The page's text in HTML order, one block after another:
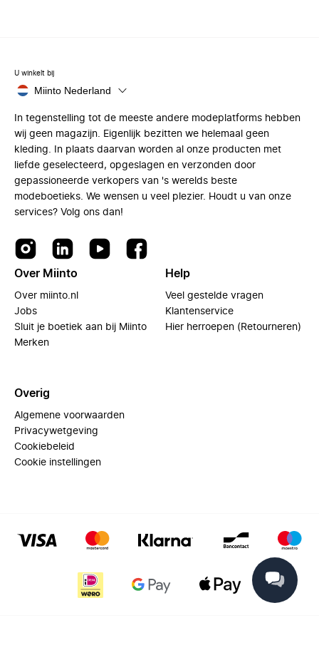
U winkelt bij
Miinto Nederland
In tegenstelling tot de meeste andere modeplatforms hebben
wij geen magazijn. Eigenlijk bezitten we helemaal geen
kleding. In plaats daarvan worden al onze producten met
liefde geselecteerd, opgeslagen en verzonden door
gepassioneerde verkopers van 's werelds beste
modeboetieks. We wensen u veel plezier. Houdt u van onze
services? Volg ons dan!
Over Miinto
Over miinto.nl
Jobs
Sluit je boetiek aan bij Miinto
Merken
Help
Veel gestelde vragen
Klantenservice
Hier herroepen (Retourneren)
Overig
Algemene voorwaarden
Privacywetgeving
Cookiebeleid
Cookie instellingen